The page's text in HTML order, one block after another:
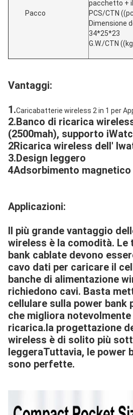
Pacco
pacchetto +
PCS/CTN
Dimensione
34*25*23
G.W./CTN
Vantaggi:
1.Caricabatterie wireless 2 in 1 per
2.Banco di ricarica
(2500mah), supporto
2Ricarica wireless dell'
3.Design leggero
4Adsorbimento magnetico
Applicazioni:
Il più grande vantaggio
wireless è la comodità. Le
bank cablate devono
cavo dati per caricare il
banche di alimentazione
richiedono cavi. Basta
cellulare sulla power bank
che migliora
ricarica.la progettazione
wireless è di solito più
leggeraTuttavia, le power
sono perfette.